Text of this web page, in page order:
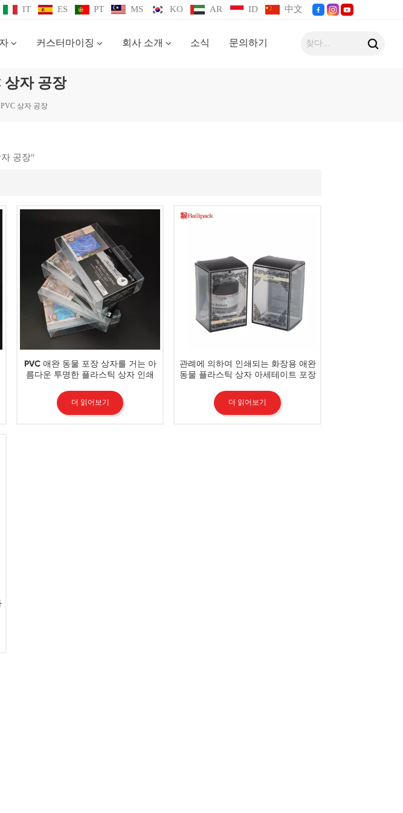
IT ES PT MS KO AR ID 中文
커스터마이징 회사 소개 소식 문의하기
상자 공장
상자 공장
공장"
PVC 애완 동물 포장 상자를 거는 아
름다운 투명한 플라스틱 상자 인쇄
더 읽어보기
관례에 의하여 인쇄되는 화장용 애완
동물 플라스틱 상자 아세테이트 포장
더 읽어보기